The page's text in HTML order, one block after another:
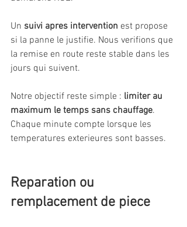
Un suivi apres intervention est propose
si la panne le justifie. Nous verifions que
la remise en route reste stable dans les
jours qui suivent.
Notre objectif reste simple : limiter au
maximum le temps sans chauffage.
Chaque minute compte lorsque les
temperatures exterieures sont basses.
Reparation ou
remplacement de piece